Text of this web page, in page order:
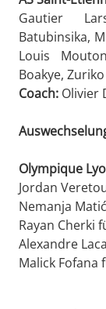
Gautier
Batubinsika,
Louis
Boakye,
Coach: Olivier
Olympique
Jordan
Nemanja
Rayan Cherki
Alexandre
Malick Fofana